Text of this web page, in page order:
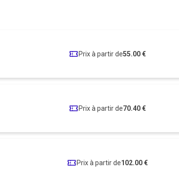
Prix à partir de55.00 €
Prix à partir de70.40 €
Prix à partir de102.00 €